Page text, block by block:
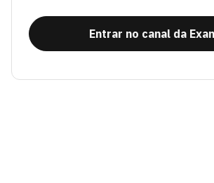
Entrar no canal da